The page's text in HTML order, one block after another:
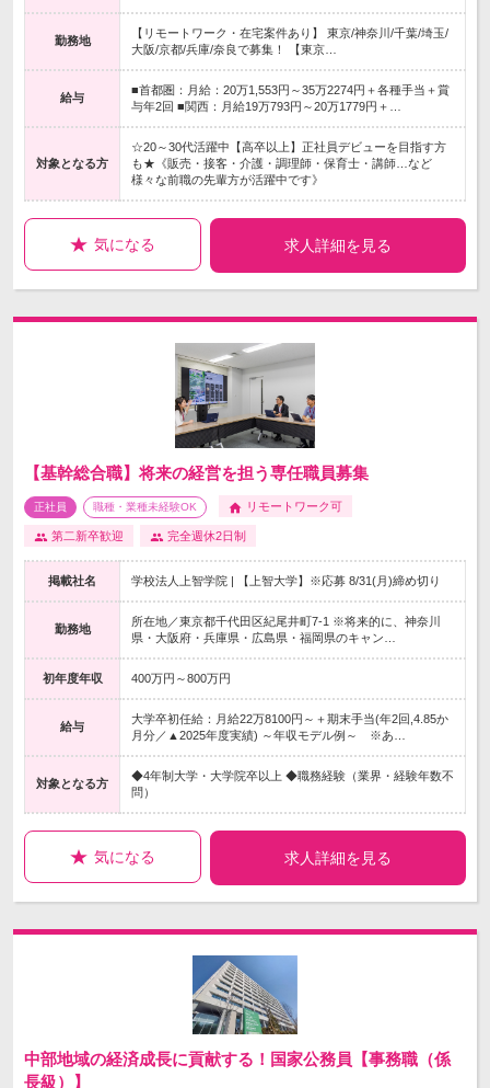
勤務地
【リモートワーク・在宅案件あり】 東京/神奈川/千葉/埼玉/
大阪/京都/兵庫/奈良で募集！ 【東京…
給与
■首都圏：月給：20万1,553円～35万2274円＋各種手当＋賞
与年2回 ■関西：月給19万793円～20万1779円＋…
対象となる方
☆20～30代活躍中【高卒以上】正社員デビューを目指す方
も★《販売・接客・介護・調理師・保育士・講師…など
様々な前職の先輩方が活躍中です》
気になる 求人詳細を見る
【基幹総合職】将来の経営を担う専任職員募集
正社員 職種・業種未経験OK リモートワーク可
第二新卒歓迎 完全週休2日制
掲載社名 学校法人上智学院 | 【上智大学】※応募 8/31(月)締め切り
勤務地
所在地／東京都千代田区紀尾井町7-1 ※将来的に、神奈川
県・大阪府・兵庫県・広島県・福岡県のキャン…
初年度年収 400万円～800万円
給与
大学卒初任給：月給22万8100円～＋期末手当(年2回,4.85か
月分／▲2025年度実績) ～年収モデル例～ ※あ…
対象となる方
◆4年制大学・大学院卒以上 ◆職務経験（業界・経験年数不
問）
気になる 求人詳細を見る
中部地域の経済成長に貢献する！国家公務員【事務職（係
長級）】